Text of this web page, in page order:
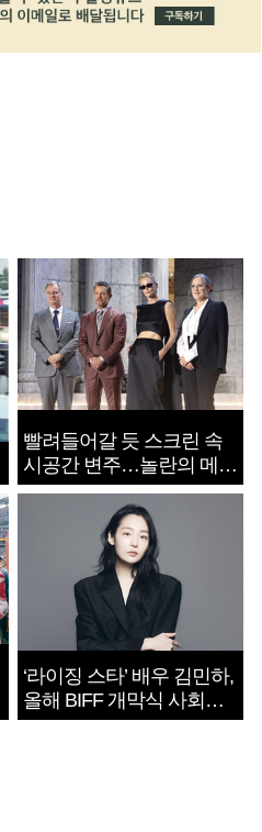
빨려들어갈 듯 스크린 속
시공간 변주…놀란의 메시
지는 ‘전쟁 속죄’
‘라이징 스타’ 배우 김민하,
올해 BIFF 개막식 사회자
확정